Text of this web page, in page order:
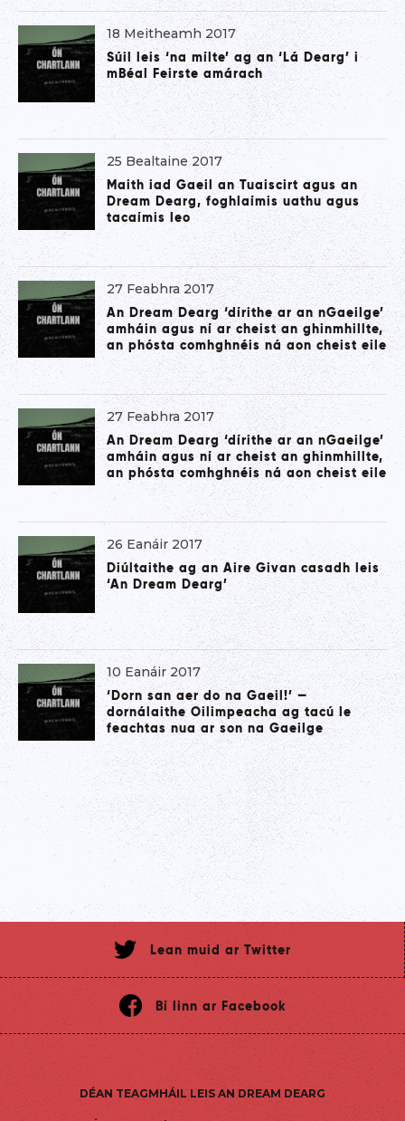
18 Meitheamh 2017
Súil leis ‘na mílte’ ag an ‘Lá Dearg’ i
mBéal Feirste amárach
25 Bealtaine 2017
Maith iad Gaeil an Tuaiscirt agus an
Dream Dearg, foghlaímis uathu agus
tacaímis leo
27 Feabhra 2017
An Dream Dearg ‘dírithe ar an nGaeilge’
amháin agus ní ar cheist an ghinmhillte,
an phósta comhghnéis ná aon cheist eile
27 Feabhra 2017
An Dream Dearg ‘dírithe ar an nGaeilge’
amháin agus ní ar cheist an ghinmhillte,
an phósta comhghnéis ná aon cheist eile
26 Eanáir 2017
Diúltaithe ag an Aire Givan casadh leis
‘An Dream Dearg’
10 Eanáir 2017
‘Dorn san aer do na Gaeil!’ —
dornálaithe Oilimpeacha ag tacú le
feachtas nua ar son na Gaeilge
Lean muid ar Twitter
Bí linn ar Facebook
DÉAN TEAGMHÁIL LEIS AN DREAM DEARG